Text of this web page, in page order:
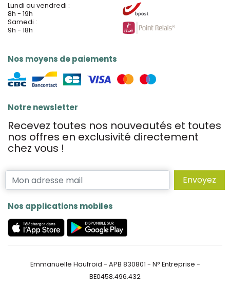
Lundi au vendredi :
8h - 19h
Samedi :
9h - 18h
Nos moyens de paiements
Notre newsletter
Recevez toutes nos nouveautés et toutes
nos offres en exclusivité directement
chez vous !
Envoyez
Nos applications mobiles
Emmanuelle Haufroid - APB 830801 - N° Entreprise -
BE0458.496.432